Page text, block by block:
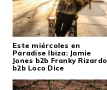
Este miércoles en
Paradise Ibiza: Jamie
Jones b2b Franky Rizardo
b2b Loco Dice